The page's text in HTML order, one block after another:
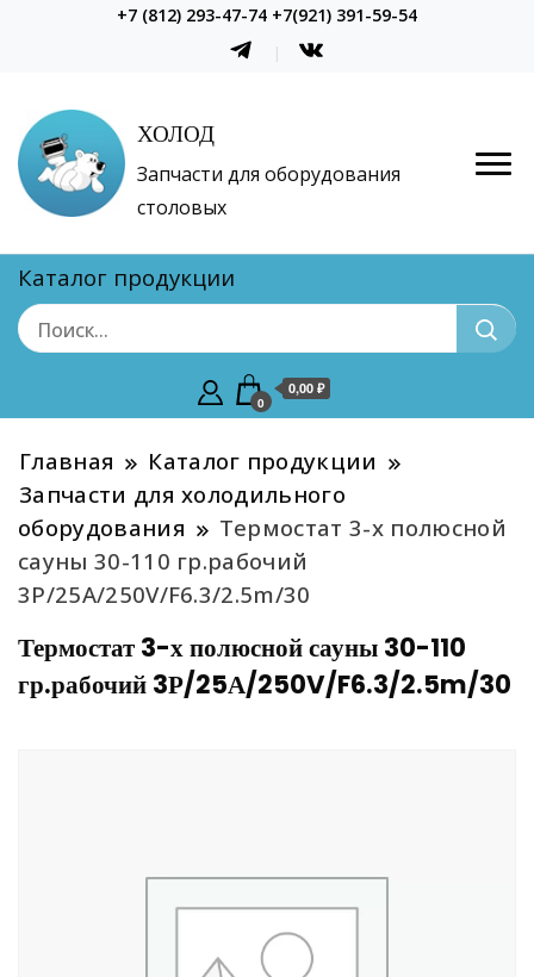
+7 (812) 293-47-74 +7(921) 391-59-54
ХОЛОД
Запчасти для оборудования
столовых
Каталог продукции
0
0,00 ₽
Главная
Каталог продукции
Запчасти для холодильного
оборудования
Термостат 3-х полюсной
сауны 30-110 гр.рабочий
3Р/25А/250V/F6.3/2.5m/30
Термостат 3-х полюсной сауны 30-110
гр.рабочий 3Р/25А/250V/F6.3/2.5m/30